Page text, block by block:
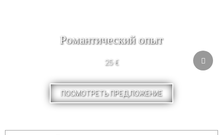
Pомантический опыт
25 €
ПОСМОТРЕТЬ ПРЕДЛОЖЕНИЕ